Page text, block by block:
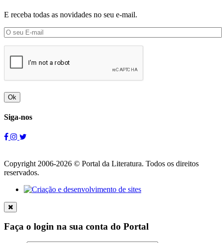
E receba todas as novidades no seu e-mail.
Ok
Siga-nos
Copyright 2006-2026 © Portal da Literatura. Todos os direitos
reservados.
Faça o login na sua conta do Portal